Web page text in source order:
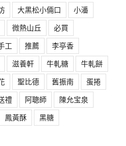
大黑松小倆口
小潘
微熱山丘
必買
工 推薦
李亭香
滋養軒 牛軋糖
牛軋餅
聖比德 舊振南
蛋捲
禮 阿聰師
陳允宝泉
鳳黃酥 黑糖